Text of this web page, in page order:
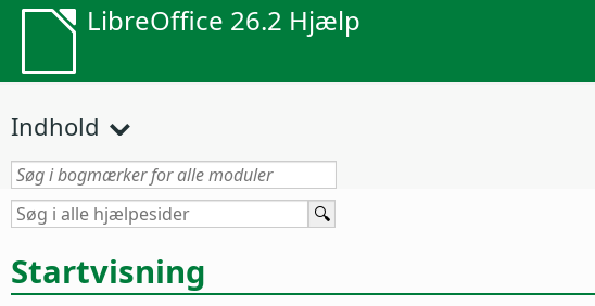
LibreOffice 26.2 Hjælp
Indhold
Startvisning